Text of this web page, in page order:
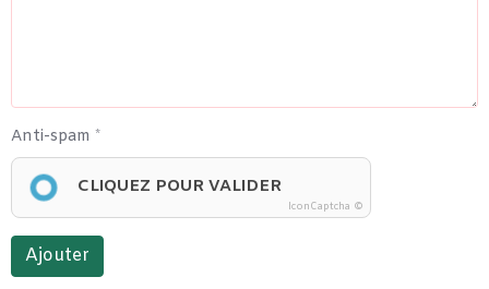
Anti-spam
CLIQUEZ POUR VALIDER
IconCaptcha ©
Ajouter